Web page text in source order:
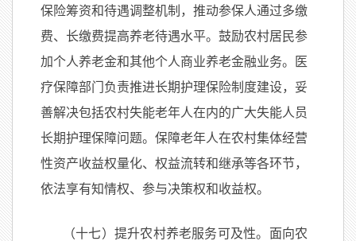
保险筹资和待遇调整机制，推动参保人通过多缴
费、长缴费提高养老待遇水平。鼓励农村居民参
加个人养老金和其他个人商业养老金融业务。医
疗保障部门负责推进长期护理保险制度建设，妥
善解决包括农村失能老年人在内的广大失能人员
长期护理保障问题。保障老年人在农村集体经营
性资产收益权量化、权益流转和继承等各环节，
依法享有知情权、参与决策权和收益权。
（十七）提升农村养老服务可及性。面向农